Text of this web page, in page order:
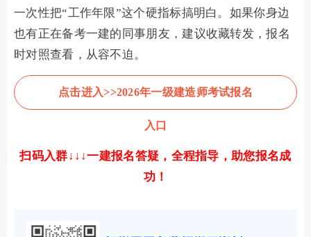
一次性把“工作年限”这个硬指标搞明白。如果你身边
也有正在备考一建的同事朋友，建议收藏转发，报名
时对照查看，从容不迫。
点击进入>>2026年一级建造师考试报名
入口
扫码入群↓↓↓一建报名答疑，全程指导，助您报名成
功！